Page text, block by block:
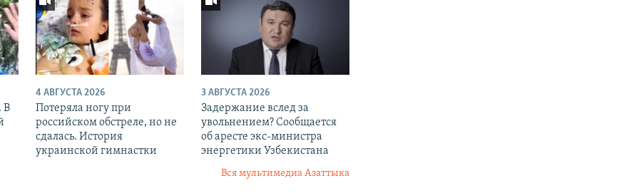
В
4 АВГУСТА 2026
Потеряла ногу при
российском обстреле, но не
сдалась. История
украинской гимнастки
3 АВГУСТА 2026
Задержание вслед за
увольнением? Сообщается
об аресте экс-министра
энергетики Узбекистана
Вся мультимедиа Азаттыка